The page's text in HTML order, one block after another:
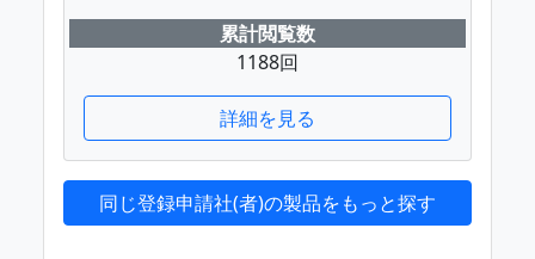
累計閲覧数
1188回
詳細を見る
同じ登録申請社(者)の製品をもっと探す